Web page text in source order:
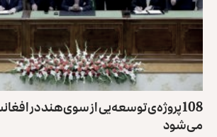
108 پروژه‌ی توسعه‌یی از سوی هند در
می‌شود